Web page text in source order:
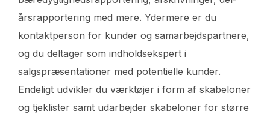
årsrapportering med mere. Ydermere er du
kontaktperson for kunder og samarbejdspartnere,
og du deltager som indholdsekspert i
salgspræsentationer med potentielle kunder.
Endeligt udvikler du værktøjer i form af skabeloner
og tjeklister samt udarbejder skabeloner for større